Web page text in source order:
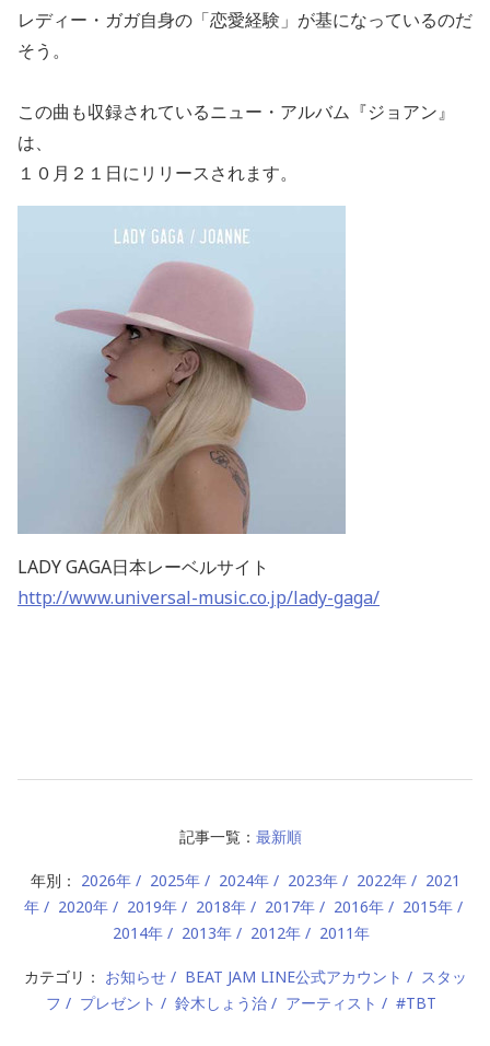
レディー・ガガ自身の「恋愛経験」が基になっているのだ
そう。
この曲も収録されているニュー・アルバム『ジョアン』
は、
１０月２１日にリリースされます。
LADY GAGA日本レーベルサイト
http://www.universal-music.co.jp/lady-gaga/
記事一覧： 最新順
年別： 2026年 2025年 2024年 2023年 2022年
2021
年
2020年 2019年 2018年 2017年 2016年
2015年
2014年
2013年 2012年 2011年
カテゴリ： お知らせ BEAT JAM LINE公式アカウント
スタッ
フ
プレゼント 鈴木しょう治 アーティスト #TBT